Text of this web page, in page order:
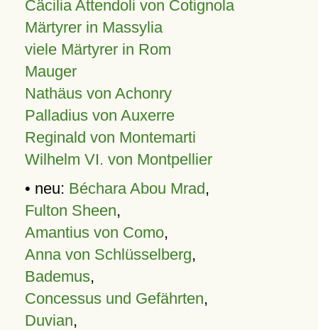
Cäcilia Attendoli von Cotignola
Märtyrer in Massylia
viele Märtyrer in Rom
Mauger
Nathäus von Achonry
Palladius von Auxerre
Reginald von Montemarti
Wilhelm VI. von Montpellier
• neu: Béchara Abou Mrad,
Fulton Sheen,
Amantius von Como,
Anna von Schlüsselberg,
Bademus,
Concessus und Gefährten,
Duvian,